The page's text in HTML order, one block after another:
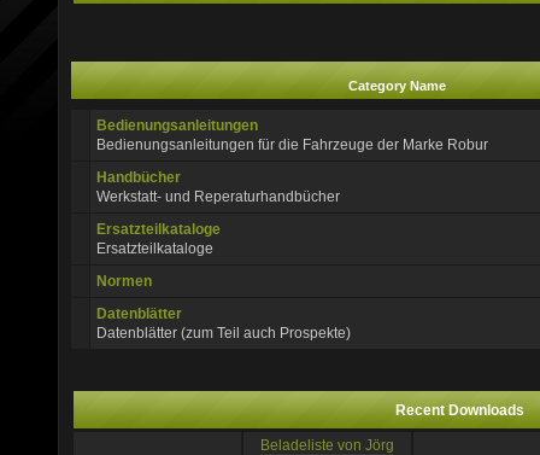
Category Name
Bedienungsanleitungen
Bedienungsanleitungen für die Fahrzeuge der Marke Robur
Handbücher
Werkstatt- und Reperaturhandbücher
Ersatzteilkataloge
Ersatzteilkataloge
Normen
Datenblätter
Datenblätter (zum Teil auch Prospekte)
Recent Downloads
Beladeliste von Jörg